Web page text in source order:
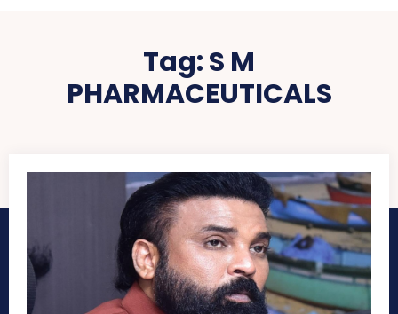
Tag:S M
PHARMACEUTICALS